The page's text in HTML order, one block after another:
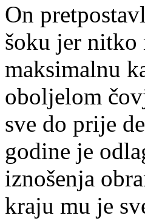
On
šoku jer nitko
maksimalnu
oboljelom
sve do prije
godine je
iznošenja
kraju mu je